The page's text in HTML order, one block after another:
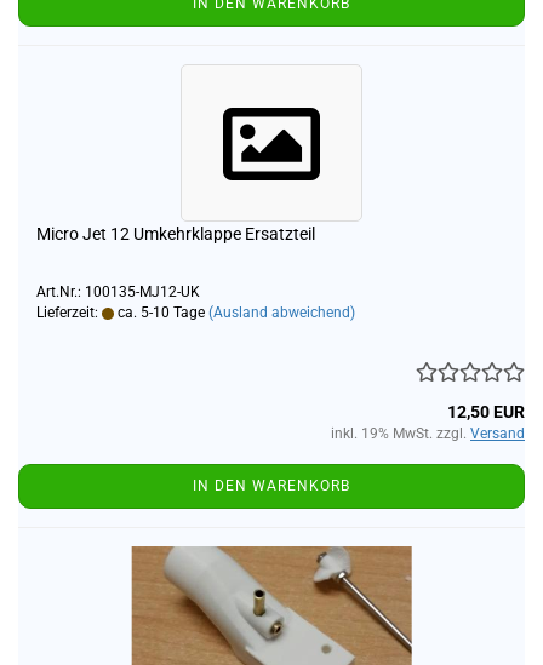
IN DEN WARENKORB
Micro Jet 12 Umkehrklappe Ersatzteil
Art.Nr.: 100135-MJ12-UK
Lieferzeit:
ca. 5-10 Tage (Ausland abweichend)
12,50 EUR
inkl. 19% MwSt. zzgl. Versand
IN DEN WARENKORB